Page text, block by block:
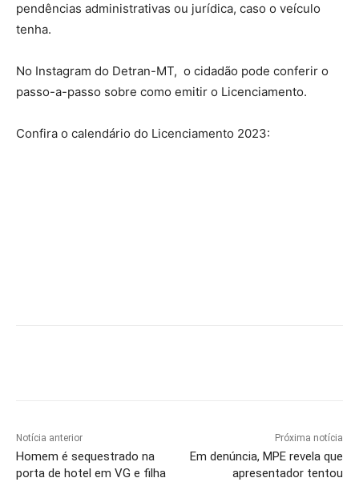
pendências administrativas ou jurídica, caso o veículo
tenha.
No Instagram do Detran-MT, o cidadão pode conferir o
passo-a-passo sobre como emitir o Licenciamento.
Confira o calendário do Licenciamento 2023:
Notícia anterior
Homem é sequestrado na
porta de hotel em VG e filha
Próxima notícia
Em denúncia, MPE revela que
apresentador tentou